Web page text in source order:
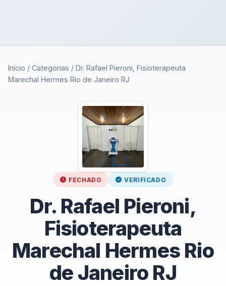
Início / Categorias / Dr. Rafael Pieroni, Fisioterapeuta
Marechal Hermes Rio de Janeiro RJ
FECHADO VERIFICADO
Dr. Rafael Pieroni,
Fisioterapeuta
Marechal Hermes Rio
de Janeiro RJ